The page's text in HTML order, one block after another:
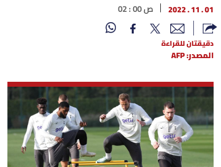
لبنان
الغلاف
محليات
أسرار
متفرقات
01 . 11 . 2022 02 : 00 ص
دقيقتان للقراءة
المصدر: AFP